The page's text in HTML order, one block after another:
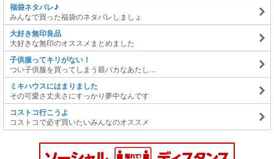
福袋ネタバレ♪
みんなで買った福袋のネタバレしましょ
大好き無印良品
大好きな無印のオススメまとめました
子供服ってキリがない！
つい子供服を買ってしまう親バカなあたし…
ミキハウスにはまりました
その可愛さ丈夫さにすっかり夢中なんです
コストコ行こうよ
コストコで必ず買いたいみんなのオススメ